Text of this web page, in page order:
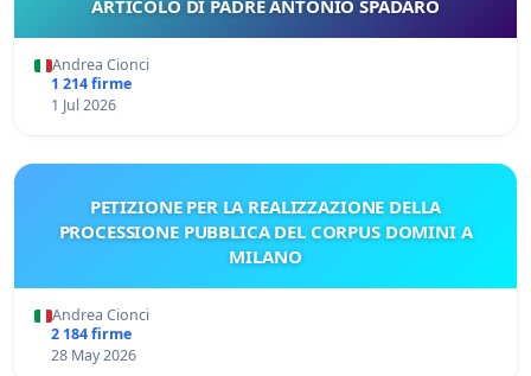
ARTICOLO DI PADRE ANTONIO SPADARO
Andrea Cionci
1 214 firme
1 Jul 2026
PETIZIONE PER LA REALIZZAZIONE DELLA
PROCESSIONE PUBBLICA DEL CORPUS DOMINI A
MILANO
Andrea Cionci
2 184 firme
28 May 2026